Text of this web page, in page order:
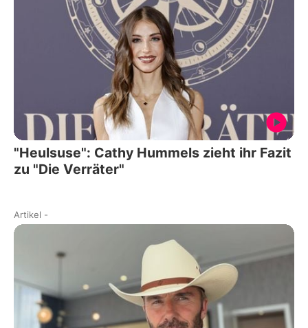
"Heulsuse": Cathy Hummels zieht ihr Fazit
zu "Die Verräter"
Artikel -